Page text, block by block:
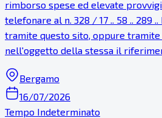
rimborso spese ed elevate
telefonare al n. 328 / 17 .. 58 .. 289
tramite questo sito, oppure tramite
nell'oggetto della stessa il
Bergamo
16/07/2026
Tempo Indeterminato